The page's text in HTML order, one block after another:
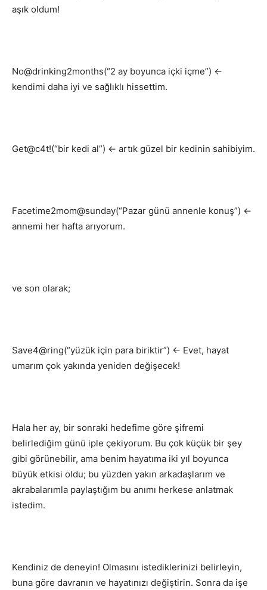
aşık oldum!
No@drinking2months(“2 ay boyunca içki içme”) ←
kendimi daha iyi ve sağlıklı hissettim.
Get@c4t!(“bir kedi al”) ← artık güzel bir kedinin sahibiyim.
Facetime2mom@sunday(“Pazar günü annenle konuş”) ←
annemi her hafta arıyorum.
ve son olarak;
Save4@ring(“yüzük için para biriktir”) ← Evet, hayat
umarım çok yakında yeniden değişecek!
Hala her ay, bir sonraki hedefime göre şifremi
belirlediğim günü iple çekiyorum. Bu çok küçük bir şey
gibi görünebilir, ama benim hayatıma iki yıl boyunca
büyük etkisi oldu; bu yüzden yakın arkadaşlarım ve
akrabalarımla paylaştığım bu anımı herkese anlatmak
istedim.
Kendiniz de deneyin! Olmasını istediklerinizi belirleyin,
buna göre davranın ve hayatınızı değiştirin. Sonra da işe